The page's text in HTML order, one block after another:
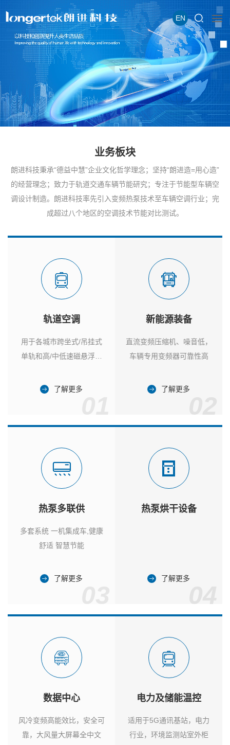
EN
业务板块
朗进科技秉承“德益中慧”企业文化哲学理念；坚持“朗进造=用心造”
的经营理念；致力于轨道交通车辆节能研究；专注于节能型车辆空
调设计制造。朗进科技率先引入变频热泵技术至车辆空调行业；完
成超过八个地区的空调技术节能对比测试。
轨道空调
用于各城市跨坐式/吊挂式
单轨和高/中低速磁悬浮列
了解更多
新能源装备
直流变频压缩机、噪音低，
车辆专用变频器可靠性高
了解更多
热泵多联供
多套系统 一机集成车,健康
舒适 智慧节能
了解更多
热泵烘干设备
了解更多
数据中心
风冷变频高能效比，安全可
靠，大风量大屏幕全中文
电力及储能温控
适用于5G通讯基站，电力
行业，环境监测站室外柜